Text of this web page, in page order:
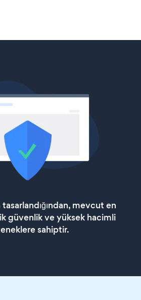
mevcut en
güvenlik ve yüksek hacimli
sahiptir.